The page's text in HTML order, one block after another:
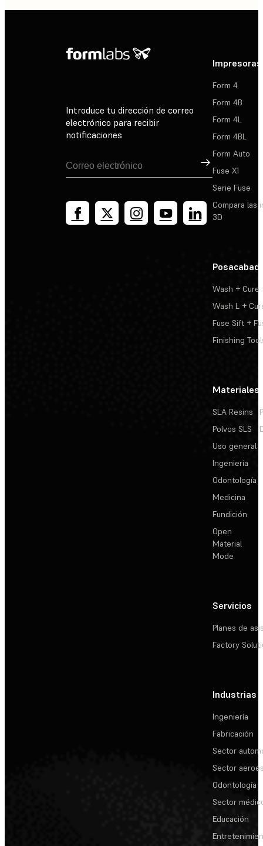
Introduce tu dirección de correo
electrónico para recibir
notificaciones
Suscribirse
Impresoras
Form 4
Form 4B
Form 4L
Form 4BL
Form Auto
Fuse X1
Serie Fuse
Compara las
3D
Wash + Cure
Wash L +
Fuse Sift +
Finishing
Materiales
SLA Resins
Polvos SLS
Uso general
Ingeniería
Odontología
Medicina
Fundición
Open
Material
Mode
Servicios
Planes de
Factory
Industrias
Ingeniería
Fabricación
Sector
Sector
Odontología
Sector
Educación